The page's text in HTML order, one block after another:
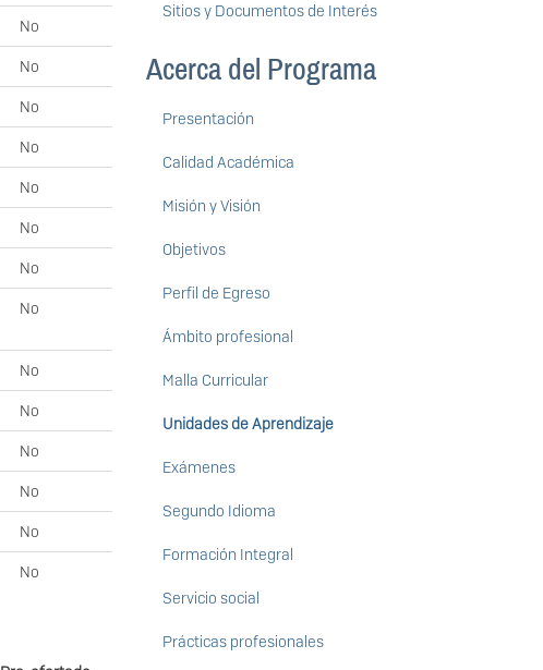
No
No
No
No
No
No
No
No
No
No
No
No
No
No
Sitios y Documentos de Interés
Acerca del Programa
Presentación
Calidad Académica
Misión y Visión
Objetivos
Perfil de Egreso
Ámbito profesional
Malla Curricular
Unidades de Aprendizaje
Exámenes
Segundo Idioma
Formación Integral
Servicio social
Prácticas profesionales